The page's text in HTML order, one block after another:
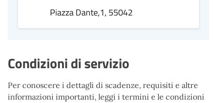
Piazza Dante,1, 55042
Condizioni di servizio
Per conoscere i dettagli di scadenze, requisiti e altre
informazioni importanti, leggi i termini e le condizioni